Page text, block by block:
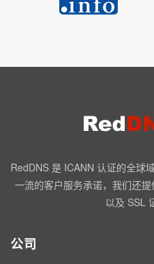
RedDNS 是 ICANN 认证的全球
一流的客户服务承诺，我们还
以及 SSL
公司